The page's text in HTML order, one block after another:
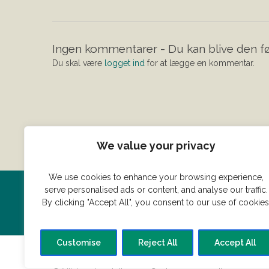
We value your privacy
We use cookies to enhance your browsing experience,
serve personalised ads or content, and analyse our traffic.
By clicking "Accept All", you consent to our use of
Customise Reject All Accept All
Ingen kommentarer - Du kan blive den
Du skal være logget ind for at lægge en kommentar.
Har du en konge ret du vil